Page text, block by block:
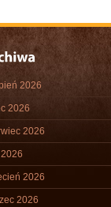
2026
2026
2026
2026
2026